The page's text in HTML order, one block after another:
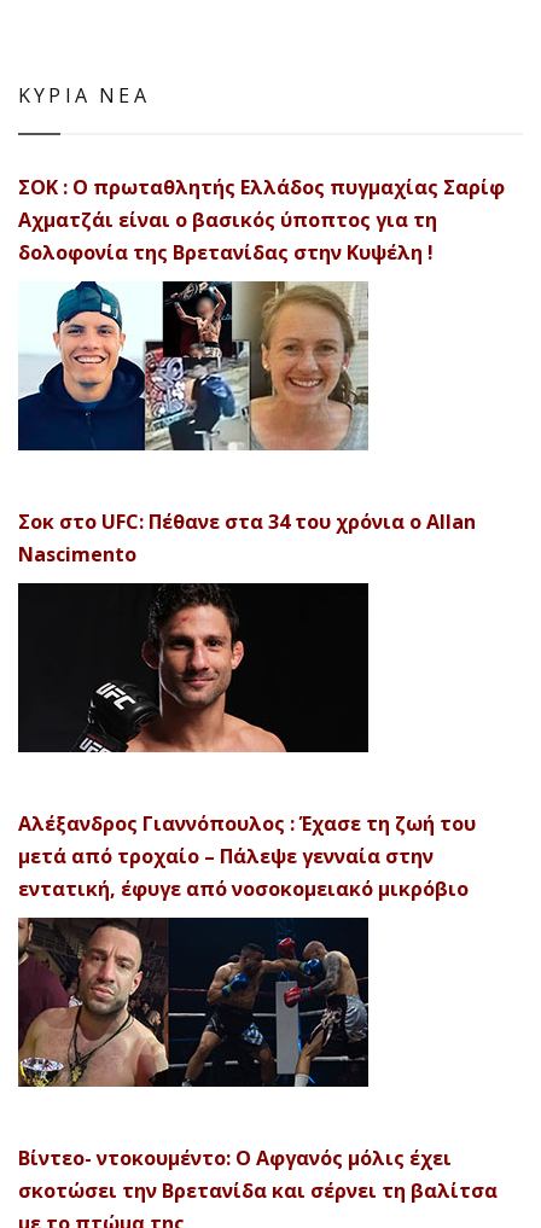
ΚΥΡΙΑ ΝΕΑ
ΣΟΚ : Ο πρωταθλητής Ελλάδος πυγμαχίας Σαρίφ
Αχματζάι είναι ο βασικός ύποπτος για τη
δολοφονία της Βρετανίδας στην Κυψέλη !
Σοκ στο UFC: Πέθανε στα 34 του χρόνια ο Allan
Nascimento
Αλέξανδρος Γιαννόπουλος : Έχασε τη ζωή του
μετά από τροχαίο – Πάλεψε γενναία στην
εντατική, έφυγε από νοσοκομειακό μικρόβιο
Βίντεο- ντοκουμέντο: Ο Αφγανός μόλις έχει
σκοτώσει την Βρετανίδα και σέρνει τη βαλίτσα